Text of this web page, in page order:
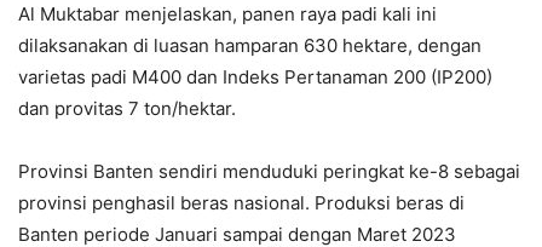
Al Muktabar menjelaskan, panen raya padi kali ini
dilaksanakan di luasan hamparan 630 hektare, dengan
varietas padi M400 dan Indeks Pertanaman 200 (IP200)
dan provitas 7 ton/hektar.
Provinsi Banten sendiri menduduki peringkat ke-8 sebagai
provinsi penghasil beras nasional. Produksi beras di
Banten periode Januari sampai dengan Maret 2023